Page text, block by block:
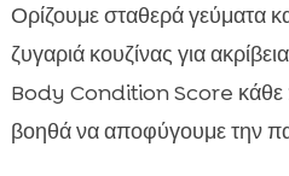
Ορίζουμε σταθερά γεύματα
ζυγαριά κουζίνας για
Body Condition Score κάθε
βοηθά να αποφύγουμε την